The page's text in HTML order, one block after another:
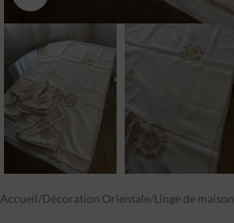
Accueil/Décoration Orientale/Linge de maison